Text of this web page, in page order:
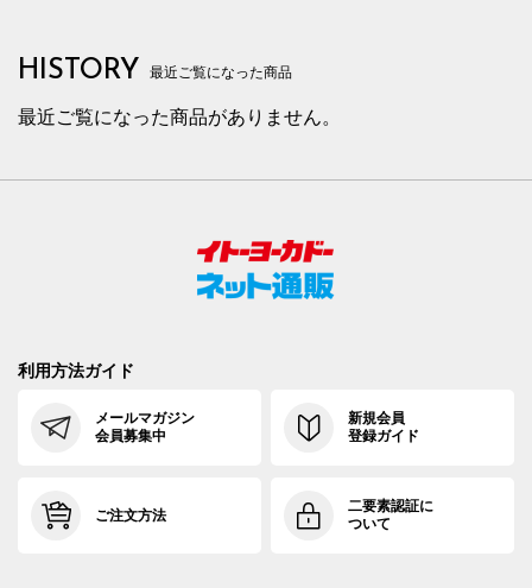
HISTORY 最近ご覧になった商品
最近ご覧になった商品がありません。
利用方法ガイド
メールマガジン
会員募集中
新規会員
登録ガイド
ご注文方法
二要素認証に
ついて